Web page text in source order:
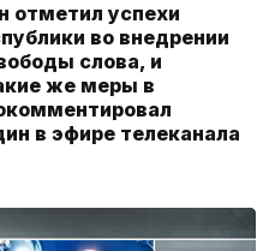
отметил успехи
во внедрении
слова, и
же меры в
в эфире телеканала